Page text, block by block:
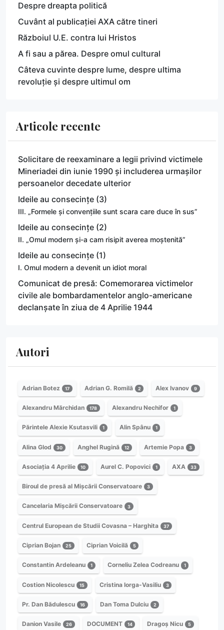
Despre dreapta politică
Cuvânt al publicației AXA către tineri
Războiul U.E. contra lui Hristos
A fi sau a părea. Despre omul cultural
Câteva cuvinte despre lume, despre ultima
revoluție și despre ultimul om
Articole recente
Solicitare de reexaminare a legii privind victimele
Mineriadei din iunie 1990 și includerea urmașilor
persoanelor decedate ulterior
Ideile au consecințe (3)
III. „Formele și convențiile sunt scara care duce în sus”
Ideile au consecințe (2)
II. „Omul modern și-a cam risipit averea moștenită”
Ideile au consecințe (1)
I. Omul modern a devenit un idiot moral
Comunicat de presă: Comemorarea victimelor
civile ale bombardamentelor anglo-americane
declanșate în ziua de 4 Aprilie 1944
Autori
Adrian Botez 17 Adrian G. Romilă 2 Alex Ivanov 9
Alexandru Mărchidan 178 Alexandru Nechifor 1
Părintele Alexie Ksutasvili 1 Alin Spânu 1
Alina Glod 30 Anghel Rugină 12 Artemie Popa 3
Asociația 4 Aprilie 10 Aurel C. Popovici 1 AXA 33
Biroul de presă al Mișcării Conservatoare 3
Cancelaria Mișcării Conservatoare 3
Centrul European de Studii Covasna – Harghita 37
Ciprian Bojan 25 Ciprian Voicilă 5
Constantin Ardeleanu 1 Corneliu Zelea Codreanu 1
Costion Nicolescu 15 Cristina Iorga-Vasiliu 3
Pr. Dan Bădulescu 16 Dan Toma Dulciu 2
Danion Vasile 26 DOCUMENT 14 Dragoș Nicu 5